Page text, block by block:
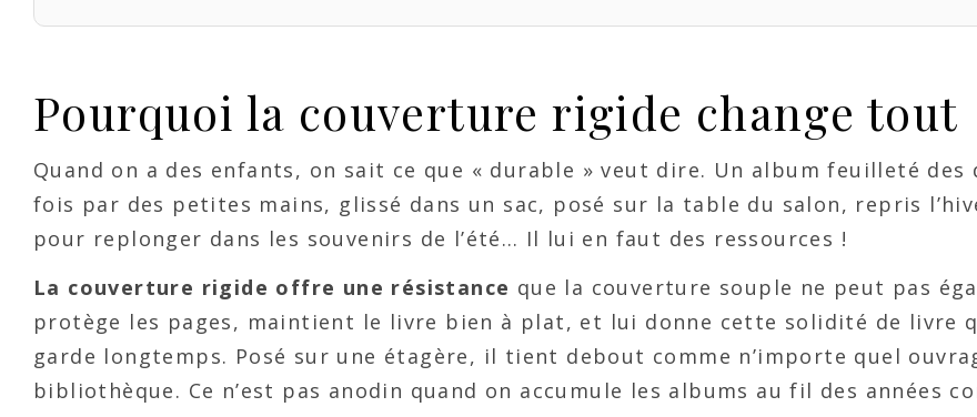
Pourquoi la couverture rigide change tout
Quand on a des enfants, on sait ce que « durable » veut dire. Un album feuilleté des
fois par des petites mains, glissé dans un sac, posé sur la table du salon, repris
pour replonger dans les souvenirs de l’été… Il lui en faut des ressources !
La couverture rigide offre une résistance que la couverture souple ne peut pas
protège les pages, maintient le livre bien à plat, et lui donne cette solidité de livre
garde longtemps. Posé sur une étagère, il tient debout comme n’importe quel
bibliothèque. Ce n’est pas anodin quand on accumule les albums au fil des années